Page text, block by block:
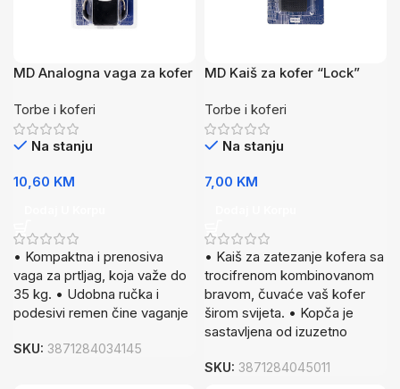
MD Analogna vaga za kofer
Torbe i koferi
Na stanju
10,60 KM
• Kompaktna i prenosiva
vaga za prtljag, koja važe do
35 kg. • Udobna ručka i
podesivi remen čine vaganje
SKU: 3871284034145
MD Kaiš za kofer “Lock”
Torbe i koferi
Na stanju
7,00 KM
• Kaiš za zatezanje kofera sa
trocifrenom kombinovanom
bravom, čuvaće vaš kofer
širom svijeta. • Kopča je
sastavljena od izuzetno
SKU: 3871284045011